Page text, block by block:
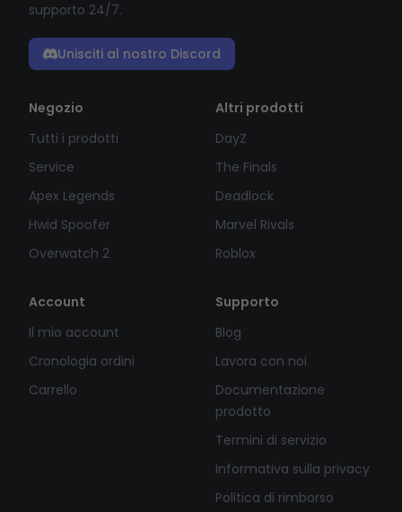
supporto 24/7.
Unisciti al nostro Discord
Negozio
Tutti i prodotti
Service
Apex Legends
Hwid Spoofer
Overwatch 2
Altri prodotti
DayZ
The Finals
Deadlock
Marvel Rivals
Roblox
Account
Il mio account
Cronologia ordini
Carrello
Supporto
Blog
Lavora con noi
Documentazione
prodotto
Termini di servizio
Informativa sulla privacy
Politica di rimborso